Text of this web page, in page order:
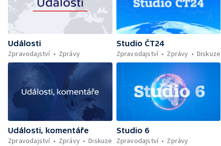
Události
Zpravodajství
Zprávy
Studio ČT24
Zpravodajství
Zprávy Diskuze
Události, komentáře
Zpravodajství
Zprávy Diskuze
Studio 6
Zpravodajství
Zprávy